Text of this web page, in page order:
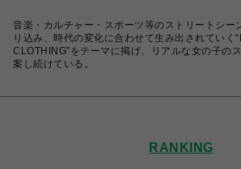
音楽・カルチャー・スポーツ等のストリートシー
り込み、時代の変化に合わせて生み出されていく
CLOTHING”をテーマに掲げ、リアルな女の子の
案し続けている。
RANKING